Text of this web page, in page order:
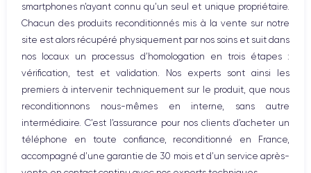
Nom GPU
GPU 6 cœurs
Fréq. processeur
3.78 GHz
48 Mpx 12 Mpx
Résolution vidéo
4K - 3840 x 2160 px
Recharge rapide
Oui, 20W
Batterie Type de SIM
Réseau
Vibreur
Prise USB
smartphones n’ayant connu qu’un seul et unique propriétaire.
Chacun des produits reconditionnés mis à la vente sur notre
site est alors récupéré physiquement par nos soins et suit dans
nos locaux un processus d’homologation en trois étapes :
vérification, test et validation. Nos experts sont ainsi les
premiers à intervenir techniquement sur le produit, que nous
reconditionnons nous-mêmes en interne, sans autre
intermédiaire. C’est l’assurance pour nos clients d’acheter un
téléphone en toute confiance, reconditionné en France,
accompagné d’une garantie de 30 mois et d’un service après-